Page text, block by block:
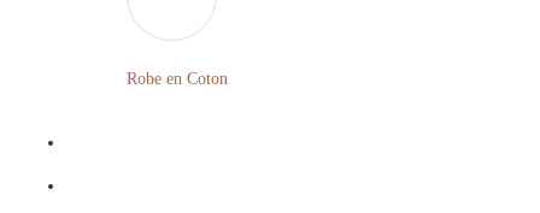
Blog
Robe en Coton